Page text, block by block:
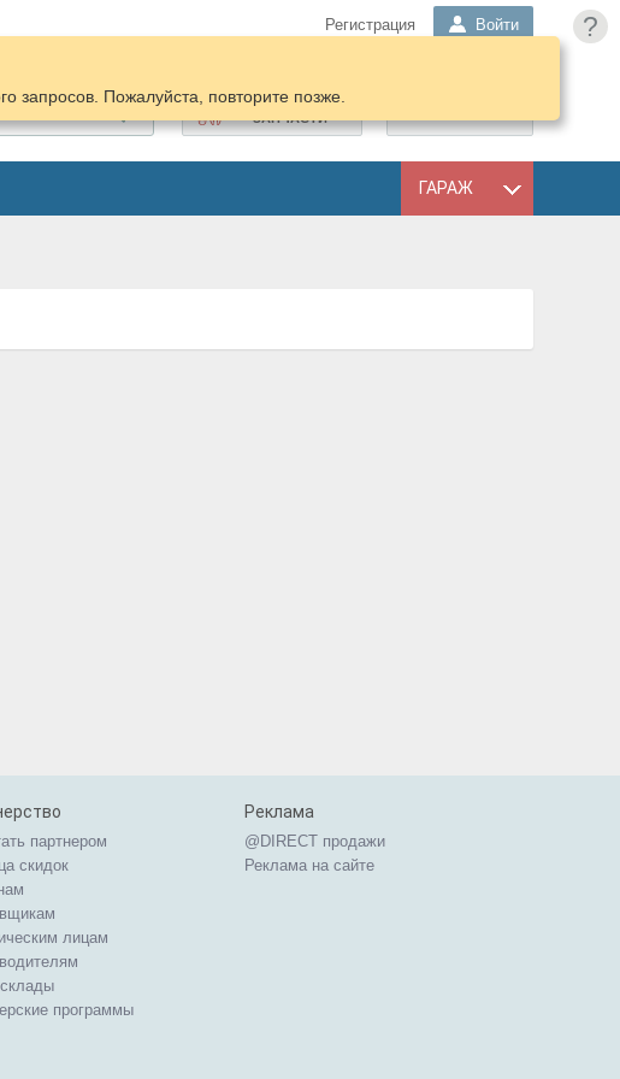
?
Регистрация Войти
ПОДОБРАТЬ
ЗАПЧАСТИ
ГАРАЖ
запросов. Пожалуйста, повторите позже.
партнером
скидок
лицам
программы
Реклама
@DIRECT продажи
Реклама на сайте